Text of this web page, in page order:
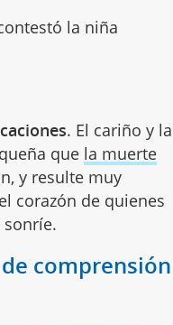
la niña
. El cariño y la
que la muerte
y resulte muy
corazón de quienes
comprensión